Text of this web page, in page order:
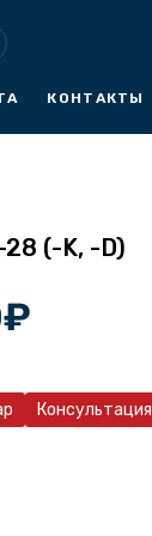
КОНТАКТЫ
(-K, -D)
₽
Консультация